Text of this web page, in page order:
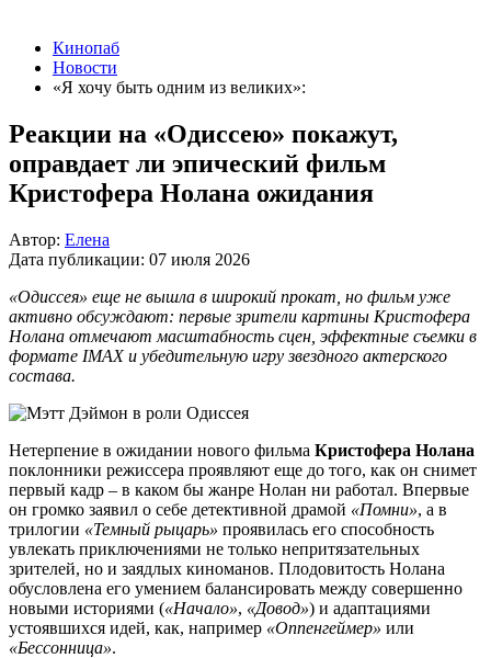
Кинопаб
Новости
«Я хочу быть одним из великих»:
Реакции на «Одиссею» покажут,
оправдает ли эпический фильм
Кристофера Нолана ожидания
Автор: Елена
Дата публикации: 07 июля 2026
«Одиссея» еще не вышла в широкий прокат, но фильм уже
активно обсуждают: первые зрители картины Кристофера
Нолана отмечают масштабность сцен, эффектные съемки в
формате IMAX и убедительную игру звездного актерского
состава.
Нетерпение в ожидании нового фильма Кристофера Нолана
поклонники режиссера проявляют еще до того, как он снимет
первый кадр – в каком бы жанре Нолан ни работал. Впервые
он громко заявил о себе детективной драмой «Помни», а в
трилогии «Темный рыцарь» проявилась его способность
увлекать приключениями не только непритязательных
зрителей, но и заядлых киноманов. Плодовитость Нолана
обусловлена его умением балансировать между совершенно
новыми историями («Начало», «Довод») и адаптациями
устоявшихся идей, как, например «Оппенгеймер» или
«Бессонница».